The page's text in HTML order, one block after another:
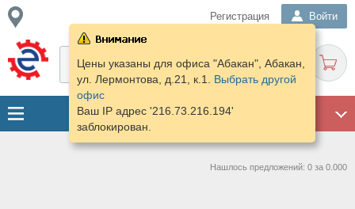
Регистрация Войти
Цены указаны для офиса "Абакан", Абакан,
ул. Лермонтова, д.21, к.1. Выбрать другой
офис
Ваш IP адрес '216.73.216.194'
заблокирован.
Нашлось предложений: 0 за 0.000